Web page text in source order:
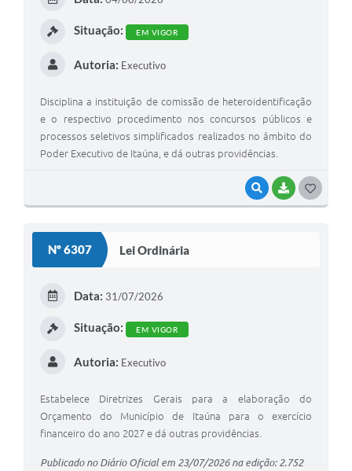
VISUALIZAR
BAIXAR
Situação: EM VIGOR
Autoria: Executivo
Disciplina a instituição de comissão de heteroidentificação
e o respectivo procedimento nos concursos públicos e
processos seletivos simplificados realizados no âmbito do
Poder Executivo de Itaúna, e dá outras providências.
Nº 6307 Lei Ordinária
Data: 31/07/2026
Situação: EM VIGOR
Autoria: Executivo
Estabelece Diretrizes Gerais para a elaboração do
Orçamento do Município de Itaúna para o exercício
financeiro do ano 2027 e dá outras providências.
Publicado no Diário Oficial em 23/07/2026 na edição: 2.752